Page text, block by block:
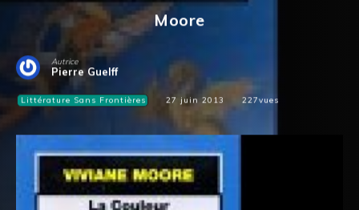
Moore
Autrice
Pierre Guelff
Littérature Sans Frontières 27 juin 2013 227vues